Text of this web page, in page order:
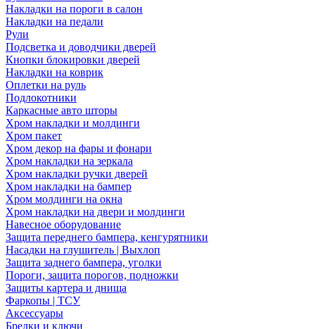
Накладки на пороги в салон
Накладки на педали
Рули
Подсветка и доводчики дверей
Кнопки блокировки дверей
Накладки на коврик
Оплетки на руль
Подлокотники
Каркасные авто шторы
Хром накладки и молдинги
Хром пакет
Хром декор на фары и фонари
Хром накладки на зеркала
Хром накладки ручки дверей
Хром накладки на бампер
Хром молдинги на окна
Хром накладки на двери и молдинги
Навесное оборудование
Защита переднего бампера, кенгурятники
Насадки на глушитель | Выхлоп
Защита заднего бампера, уголки
Пороги, защита порогов, подножки
Защиты картера и днища
Фаркопы | ТСУ
Аксессуары
Брелки и ключи